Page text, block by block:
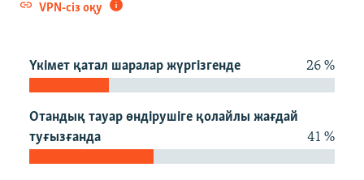
SkipӘЛЕУМЕТ
АРНАЙЫ ЖОБАЛАР
Русский
VPN-сіз оқу
Үкімет қатал шаралар жүргізгенде 26 %
Отандық тауар өндірушіге қолайлы жағдай
туғызғанда
41 %